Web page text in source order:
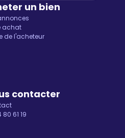
un bien
achat
de l'acheteur
contacter
80 61 19